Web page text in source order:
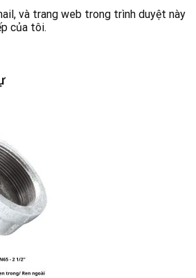
và trang web trong trình duyệt này
của tôi.